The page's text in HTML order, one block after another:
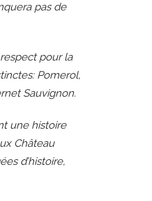
pas de
pour la
Pomerol,
Sauvignon.
une histoire
Château
d’histoire,